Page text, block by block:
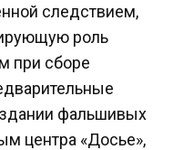
следствием,
роль
при сборе
фальшивых
центра «Досье»,